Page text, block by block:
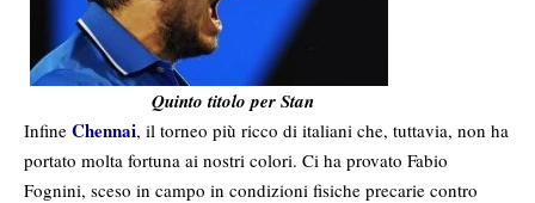
Quinto titolo per Stan
Infine Chennai, il torneo più ricco di italiani che, tuttavia, non ha
portato molta fortuna ai nostri colori. Ci ha provato Fabio
Fognini, sceso in campo in condizioni fisiche precarie contro